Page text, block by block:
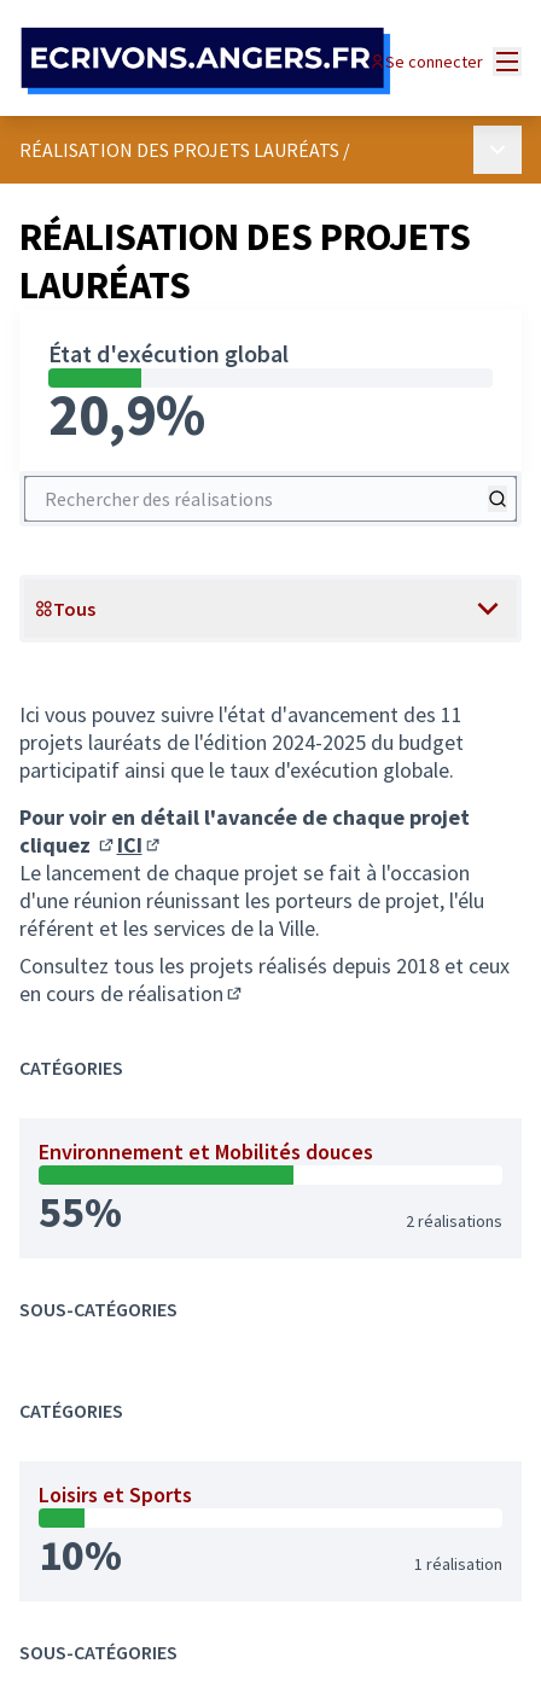
Se connecter
RÉALISATION DES PROJETS LAURÉATS /
RÉALISATION DES PROJETS
LAURÉATS
État d'exécution global
20,9%
Rechercher des réalisations
Scope
Tous
Ici vous pouvez suivre l'état d'avancement des 11
projets lauréats de l'édition 2024-2025 du budget
participatif ainsi que le taux d'exécution globale.
Pour voir en détail l'avancée de chaque projet
cliquez
(S'ouvre dans un nouvel onglet)
ICI
(S'ouvre dans un nouvel onglet)
Le lancement de chaque projet se fait à l'occasion
d'une réunion réunissant les porteurs de projet, l'élu
référent et les services de la Ville.
Consultez tous les projets réalisés depuis 2018 et ceux
en cours de réalisation
CATÉGORIES
Environnement et Mobilités douces
55% 2 réalisations
SOUS-CATÉGORIES
CATÉGORIES
Loisirs et Sports
10% 1 réalisation
SOUS-CATÉGORIES